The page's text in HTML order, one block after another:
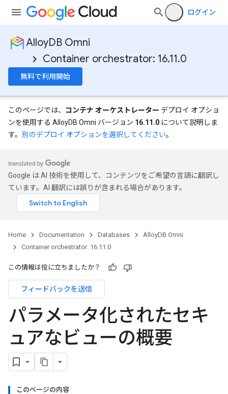
ログイン
AlloyDB Omni
Container orchestrator: 16.11.0
無料で利用開始
このページでは、 コンテナ オーケストレーター デプロイ オプショ
ンを使用する AlloyDB Omni バージョン 16.11.0 について説明しま
す。 別のデプロイ オプションを選択してください。
Google は AI 技術を使用して、コンテンツをご希望の言語に翻訳し
ています。AI 翻訳には誤りが含まれる場合があります。
Home Documentation Databases
AlloyDB Omni
Container orchestrator: 16.11.0
この情報は役に立ちましたか？
フィードバックを送信
パラメータ化されたセキ
ュアなビューの概要
このページの内容